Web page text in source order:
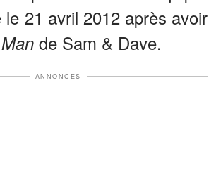
le 21 avril 2012 après avoir
de Sam & Dave.
ANNONCES